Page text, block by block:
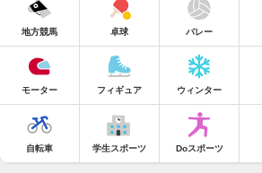
地方競馬 卓球 バレー
モーター フィギュア ウィンター
自転車 学生スポーツ Doスポーツ